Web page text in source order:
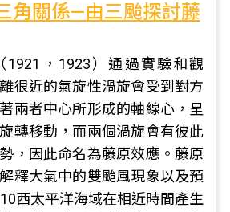
角關係—由三颱探討藤
1921，1923）通過實驗和觀
很近的氣旋性渦旋會受到對方
兩者中心所形成的軸線心，呈
轉移動，而兩個渦旋會有彼此
，因此命名為藤原效應。藤原
釋大氣中的雙颱風現象以及預
西太平洋海域在相近時間產生